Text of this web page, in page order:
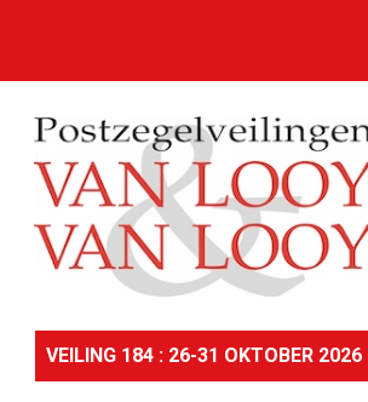
VEILING 184 : 26-31 OKTOBER 2026